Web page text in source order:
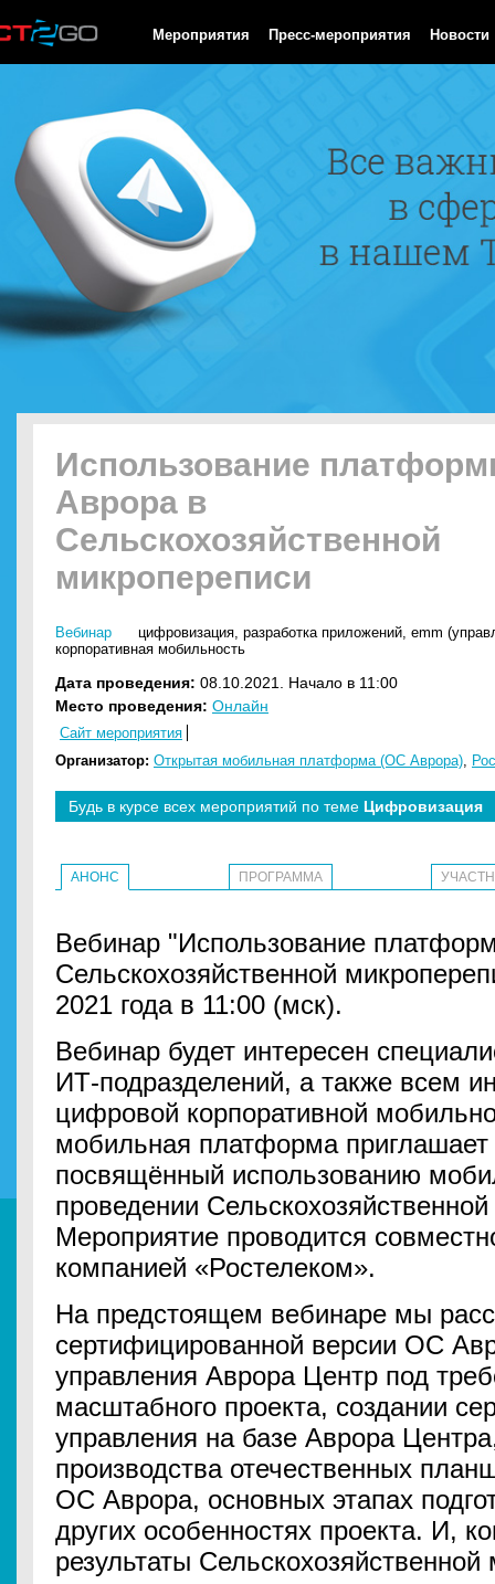
Мероприятия Пресс-мероприятия Новости
Использование
Аврора в
Сельскохозяйственной
микропереписи
Вебинар цифровизация, разработка приложений, emm
корпоративная мобильность
Дата проведения: 08.10.2021. Начало в 11:00
Место проведения: Онлайн
Сайт мероприятия
Организатор: Открытая мобильная платформа (ОС Аврора),
Будь в курсе всех мероприятий по теме Цифровизация
АНОНС ПРОГРАММА
Вебинар "Использование
Сельскохозяйственной
2021 года в 11:00 (мск).
Вебинар будет интересен
ИТ-подразделений, а также всем
цифровой корпоративной
мобильная платформа
посвящённый использованию
проведении
Мероприятие проводится
компанией «Ростелеком».
На предстоящем вебинаре мы
сертифицированной версии ОС
управления Аврора Центр под
масштабного проекта, создании
управления на базе Аврора
производства отечественных
ОС Аврора, основных этапах
других особенностях проекта. И,
результаты